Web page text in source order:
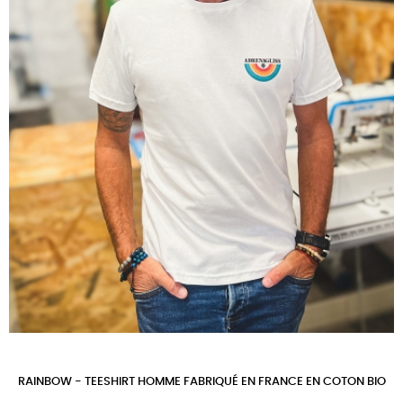
RAINBOW - TEESHIRT HOMME FABRIQUÉ EN FRANCE EN COTON BIO